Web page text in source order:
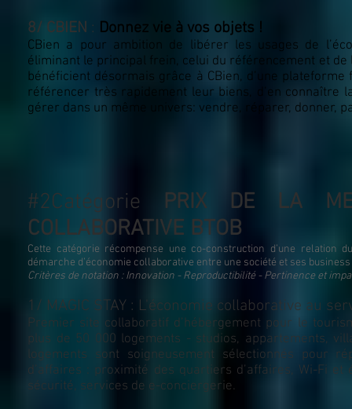
8/ CBIEN : Donnez vie à vos objets !
CBien a pour ambition de libérer les usages de
éliminant le principal frein, celui du référencement et de
bénéficient désormais grâce à CBien, d’une
référencer très rapidement leur biens, d’en connaître
gérer dans un même univers: vendre, réparer, donner,
#2Catégorie PRIX DE LA
COLLABORATIVE BTOB
Cette catégorie récompense une co-construction d’une relation
démarche d’économie collaborative entre une société et ses
Critères de notation : Innovation - Reproductibilité - Pertinence et
1/ MAGIC STAY : L'économie collaborative au
Premier site collaboratif d’hébergement pour le
plus de 50 000 logements - studios, appartements,
logements sont soigneusement sélectionnés pour
d’affaires : proximité des quartiers d’affaires, Wi-Fi et
sécurité, services de e-conciergerie.